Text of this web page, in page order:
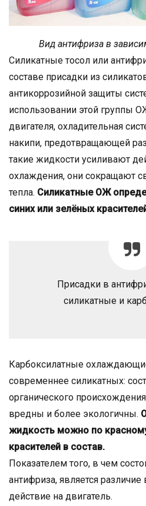
Вид антифриза в
Силикатные тосол или
составе присадки из
антикоррозийной защиты
использовании этой группы
двигателя, охладительная
накипи, предотвращающей
такие жидкости усиливают
охлаждения, они сокращают
тепла. Силикатные ОЖ
синих или зелёных
Присадки в
силикатные и
Карбоксилатные
современнее силикатных:
органического
вредны и более экологичны.
жидкость можно по
красителей в состав.
Показателем того, в чем
антифриза, является
действие на двигатель.